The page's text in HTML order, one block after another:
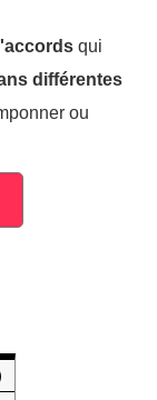
qui
différentes
ou